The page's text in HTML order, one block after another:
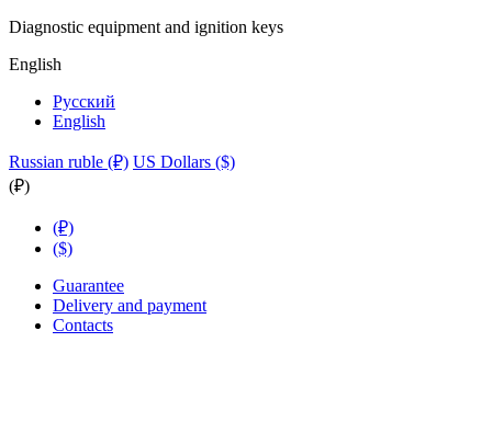
Diagnostic equipment and ignition keys
English
Русский
English
Russian ruble (₽) US Dollars ($)
(₽)
(₽)
($)
Guarantee
Delivery and payment
Contacts